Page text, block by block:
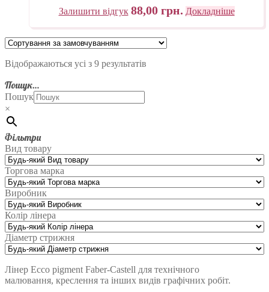
Залишити відгук 88,00 грн. Докладніше
Відображаються усі з 9 результатів
Пошук…
Пошук
×
Фільтри
Вид товару
Торгова марка
Виробник
Колір лінера
Діаметр стрижня
Лінер Ecco pigment Faber-Castell для технічного
малювання, креслення та інших видів графічних робіт.